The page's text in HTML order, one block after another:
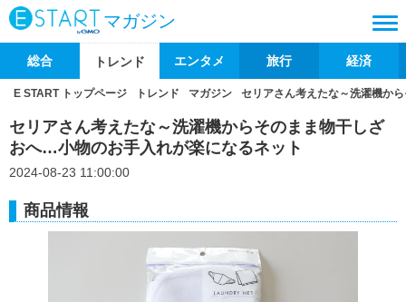
マガジン
総合 トレンド エンタメ 旅行 経済
E START トップページ トレンド マガジン セリアさん考えたな～洗濯機か
セリアさん考えたな～洗濯機からそのまま物干しざ
おへ…小物のお手入れが楽になるネット
2024-08-23 11:00:00
商品情報